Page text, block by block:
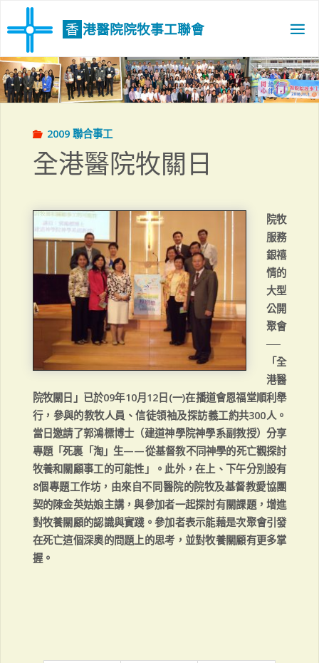
to
香 港醫院院牧事工聯會
2009 聯合事工
全港醫院牧關日
院牧
服務
銀禧
情的
大型
公開
聚會
──
「全
港醫
院牧關日」已於09年10月12日(一)在播道會恩福堂順利舉
行，參與的教牧人員、信徒領袖及探訪義工約共300人。
當日邀請了郭鴻標博士（建道神學院神學系副教授）分享
專題「死裏「淘」生——從基督教不同神學的死亡觀探討
牧養和關顧事工的可能性」。此外，在上、下午分別設有
8個專題工作坊，由來自不同醫院的院牧及基督教愛協團
契的陳金英姑娘主講，與參加者一起探討有關課題，增進
對牧養關顧的認識與實踐。參加者表示能藉是次聚會引發
在死亡這個深奧的問題上的思考，並對牧養關顧有更多掌
握。